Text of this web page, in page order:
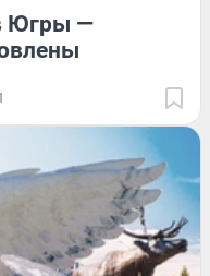
Югры —